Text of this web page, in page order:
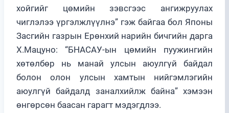
хойгийг цөмийн зэвсгээс ангижруулах
чиглэлээ үргэлжлүүлнэ” гэж байгаа бол Японы
Засгийн газрын Ерөнхий нарийн бичгийн дарга
Х.Мацуно: “БНАСАУ-ын цөмийн пуужингийн
хөтөлбөр нь манай улсын аюулгүй байдал
болон олон улсын хамтын нийгэмлэгийн
аюулгүй байдалд заналхийлж байна” хэмээн
өнгөрсөн баасан гарагт мэдэгдлээ.